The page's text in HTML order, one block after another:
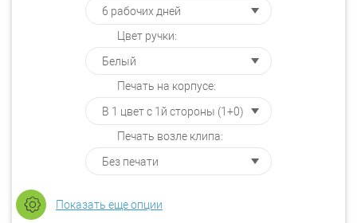
Цвет ручки:
Печать на корпусе:
Печать возле клипа:
Показать еще опции